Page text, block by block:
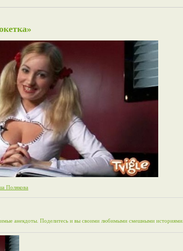
Полякова
анекдоты. Поделитесь и вы своими любимыми смешными историями.